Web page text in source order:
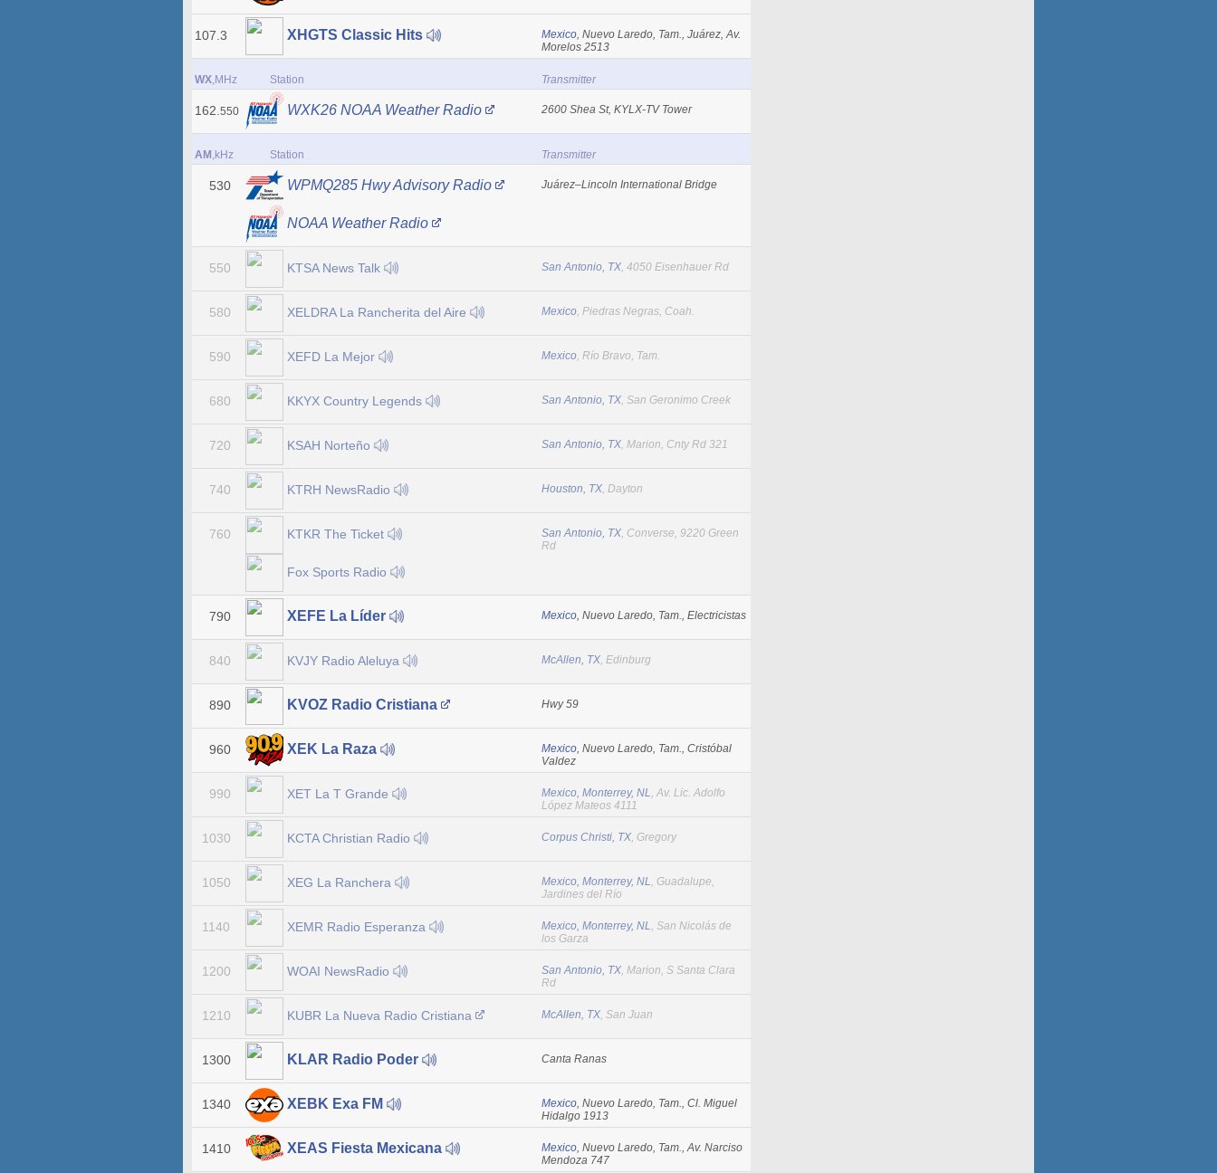
107.3 XHGTS Classic Hits Mexico, Nuevo Laredo, Tam., Juárez, Av.
Morelos 2513
WX,MHz Station Transmitter
162. 550 WXK26 NOAA Weather Radio 2600 Shea St, KYLX-TV Tower
AM ,kHz Station Transmitter
530 WPMQ285 Hwy Advisory Radio
NOAA Weather Radio
Juárez–Lincoln International Bridge
550 KTSA News Talk San Antonio, TX, 4050 Eisenhauer Rd
580 XELDRA La Rancherita del Aire Mexico, Piedras Negras, Coah.
590 XEFD La Mejor Mexico, Río Bravo, Tam.
680 KKYX Country Legends San Antonio, TX, San Geronimo Creek
720 KSAH Norteño San Antonio, TX, Marion, Cnty Rd 321
740 KTRH NewsRadio Houston, TX, Dayton
760 KTKR The Ticket
Fox Sports Radio
San Antonio, TX, Converse, 9220 Green
Rd
790 XEFE La Líder Mexico, Nuevo Laredo, Tam., Electricistas
840 KVJY Radio Aleluya McAllen, TX, Edinburg
890 KVOZ Radio Cristiana Hwy 59
960 XEK La Raza Mexico, Nuevo Laredo, Tam., Cristóbal
Valdez
990 XET La T Grande Mexico, Monterrey, NL, Av. Lic. Adolfo
López Mateos 4111
1030 KCTA Christian Radio Corpus Christi, TX, Gregory
1050 XEG La Ranchera Mexico, Monterrey, NL, Guadalupe,
Jardines del Río
1140 XEMR Radio Esperanza Mexico, Monterrey, NL, San Nicolás de
los Garza
1200 WOAI NewsRadio San Antonio, TX, Marion, S Santa Clara
Rd
1210 KUBR La Nueva Radio Cristiana McAllen, TX, San Juan
1300 KLAR Radio Poder Canta Ranas
1340 XEBK Exa FM Mexico, Nuevo Laredo, Tam., Cl. Miguel
Hidalgo 1913
1410 XEAS Fiesta Mexicana Mexico, Nuevo Laredo, Tam., Av. Narciso
Mendoza 747